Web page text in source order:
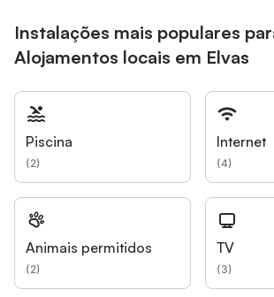
Instalações mais populares
Alojamentos locais em Elvas
Piscina
(2)
Internet
(4)
Animais permitidos
(2)
TV
(3)